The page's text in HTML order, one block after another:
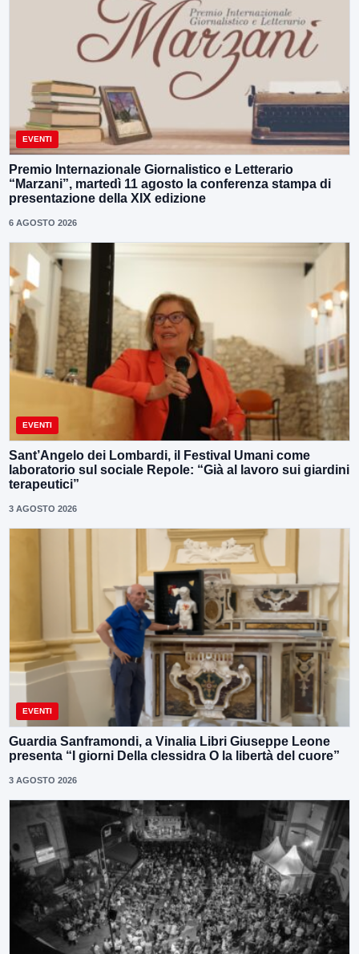
EVENTI
Premio Internazionale Giornalistico e Letterario
“Marzani”, martedì 11 agosto la conferenza stampa di
presentazione della XIX edizione
6 AGOSTO 2026
EVENTI
Sant’Angelo dei Lombardi, il Festival Umani come
laboratorio sul sociale Repole: “Già al lavoro sui giardini
terapeutici”
3 AGOSTO 2026
EVENTI
Guardia Sanframondi, a Vinalia Libri Giuseppe Leone
presenta “I giorni Della clessidra O la libertà del cuore”
3 AGOSTO 2026